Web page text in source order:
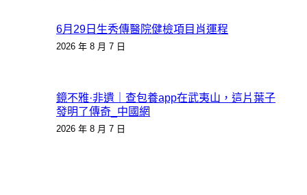
6月29日生秀傳醫院健檢項目肖運程
2026 年 8 月 7 日
鏡不雅·非遺｜查包養app在武夷山，這片葉子
發明了傳奇_中國網
2026 年 8 月 7 日